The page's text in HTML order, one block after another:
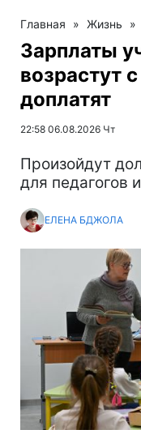
Главная » Жизнь »
Зарплаты
возрастут
доплатят
22:58 06.08.2026 Чт
Произойдут
для педагогов
ЕЛЕНА БДЖОЛА